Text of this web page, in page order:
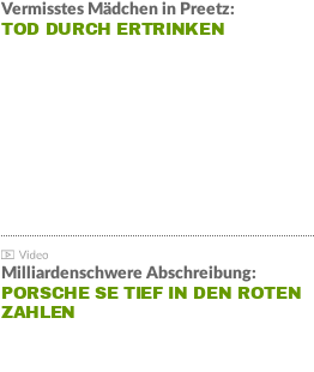
Vermisstes Mädchen in Preetz:
TOD DURCH ERTRINKEN
Milliardenschwere Abschreibung:
PORSCHE SE TIEF IN DEN ROTEN
ZAHLEN